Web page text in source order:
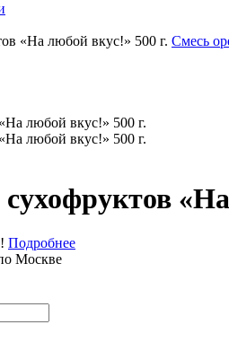
«На любой вкус!» 500 г. Смесь
Подробнее
Москве